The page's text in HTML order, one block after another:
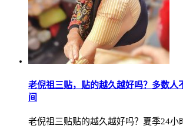
老倪祖三贴，贴的越久越好吗？多数人
间
老倪祖三贴贴的越久越好吗？夏季24小